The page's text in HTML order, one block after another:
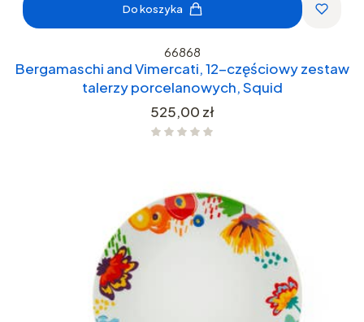
Do koszyka
66868
Bergamaschi and Vimercati, 12-częściowy zestaw
talerzy porcelanowych, Squid
Cena
525,00 zł